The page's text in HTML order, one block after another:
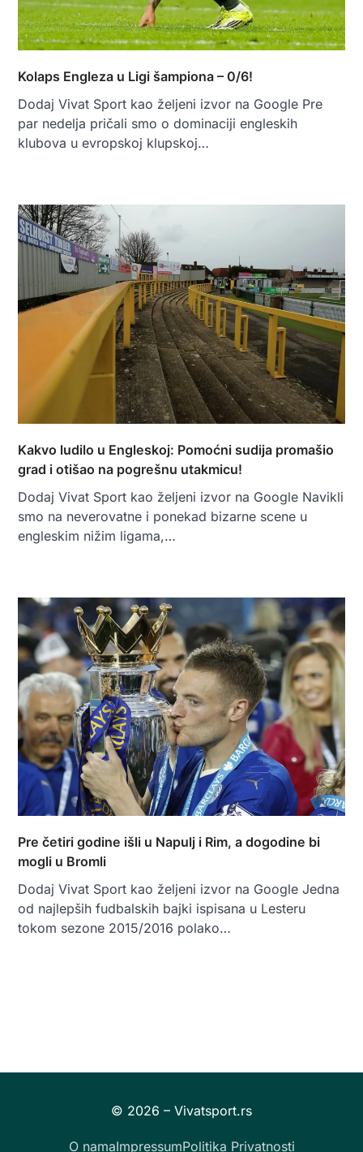
Kolaps Engleza u Ligi šampiona – 0/6!
Dodaj Vivat Sport kao željeni izvor na Google Pre
par nedelja pričali smo o dominaciji engleskih
klubova u evropskoj klupskoj…
Kakvo ludilo u Engleskoj: Pomoćni sudija promašio
grad i otišao na pogrešnu utakmicu!
Dodaj Vivat Sport kao željeni izvor na Google Navikli
smo na neverovatne i ponekad bizarne scene u
engleskim nižim ligama,…
Pre četiri godine išli u Napulj i Rim, a dogodine bi
mogli u Bromli
Dodaj Vivat Sport kao željeni izvor na Google Jedna
od najlepših fudbalskih bajki ispisana u Lesteru
tokom sezone 2015/2016 polako…
O namaImpressumPolitika Privatnosti